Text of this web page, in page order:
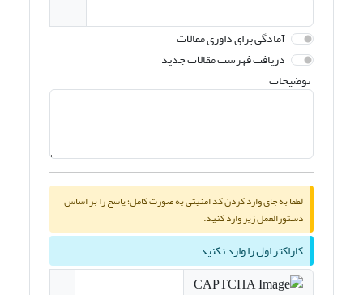
آمادگی برای داوری مقالات
دریافت فهرست مقالات جدید
توضیحات
لطفا به جای وارد کردن کد امنیتی به صورت کامل؛ پاسخ را بر اساس
دستورالعمل زیر وارد کنید.
کاراکتر اول را وارد نکنید.